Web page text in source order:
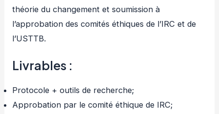
théorie du changement et soumission à
l’approbation des comités éthiques de l’IRC et de
l’USTTB.
Livrables :
Protocole + outils de recherche;
Approbation par le comité éthique de IRC;